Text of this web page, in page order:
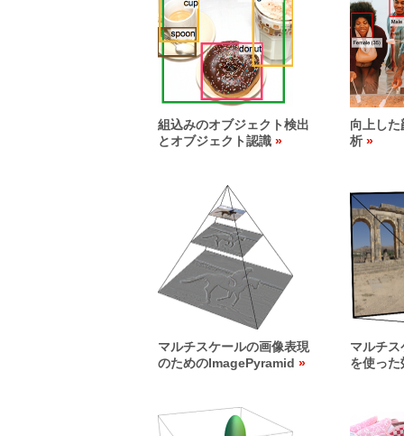
組込みのオブジェクト検出
とオブジェクト認識
向上し
析
マルチスケールの画像表現
のためのImagePyramid
マルチ
を使っ